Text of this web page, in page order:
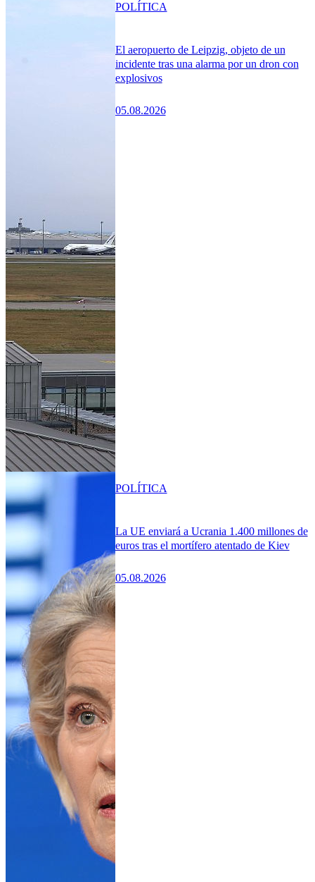
El aeropuerto de Leipzig, objeto de un
incidente tras una alarma por un dron con
explosivos
05.08.2026
POLÍTICA
La UE enviará a Ucrania 1.400 millones de
euros tras el mortífero atentado de Kiev
05.08.2026
POLÍTICA